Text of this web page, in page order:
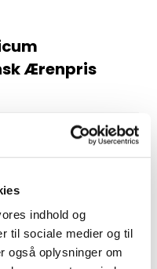
indhold og
til sociale medier og til
også oplysninger om
Ærenpris